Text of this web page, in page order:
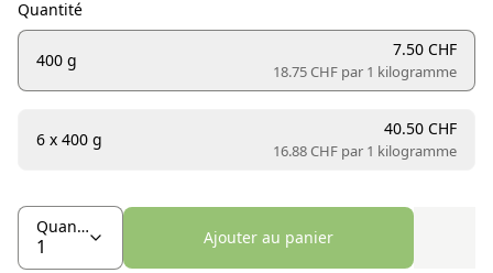
Quantité
400 g
7.50 CHF
18.75 CHF par 1 kilogramme
6 x 400 g
40.50 CHF
16.88 CHF par 1 kilogramme
Quantité
Ajouter au panier